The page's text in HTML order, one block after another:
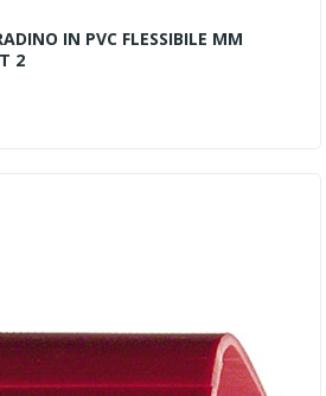
IN PVC FLESSIBILE MM
2